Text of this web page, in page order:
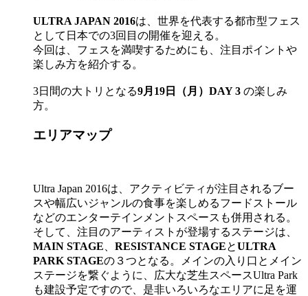
ULTRA JAPAN 2016は、世界を代表する都市型フェス
として日本での3回目の開催を迎える。
今回は、フェスを満喫するためにも、注目ポイントや
楽しみ方を紹介する。
3日間の大トリとなる9月19日（月）DAY 3 の楽しみ
方。
エリアマップ
Ultra Japan 2016は、アクティビティが注目されるブー
スや幅広いジャンルの食事を楽しめるフードストール
などのエンターテインメントスペースも併用される。
そして、注目のアーティストが登場するステージは、
MAIN STAGE
RESISTANCE STAGEとULTRA
PARK STAGEの３つとなる。メインの入り口とメイン
ステージを繋ぐように、広大な芝生スペースUltra Park
も建設予定ですので、是非いろいろなエリアに足を運